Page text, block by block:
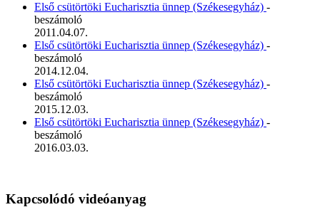
Első csütörtöki Eucharisztia ünnep (Székesegyház) -
beszámoló
2011.04.07.
Első csütörtöki Eucharisztia ünnep (Székesegyház) -
beszámoló
2014.12.04.
Első csütörtöki Eucharisztia ünnep (Székesegyház) -
beszámoló
2015.12.03.
Első csütörtöki Eucharisztia ünnep (Székesegyház) -
beszámoló
2016.03.03.
Kapcsolódó videóanyag